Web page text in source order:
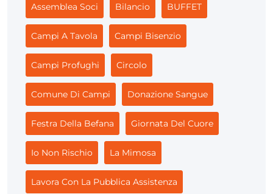
Assemblea Soci Bilancio BUFFET
Campi A Tavola Campi Bisenzio
Campi Profughi Circolo
Comune Di Campi Donazione Sangue
Festra Della Befana Giornata Del Cuore
Io Non Rischio La Mimosa
Lavora Con La Pubblica Assistenza